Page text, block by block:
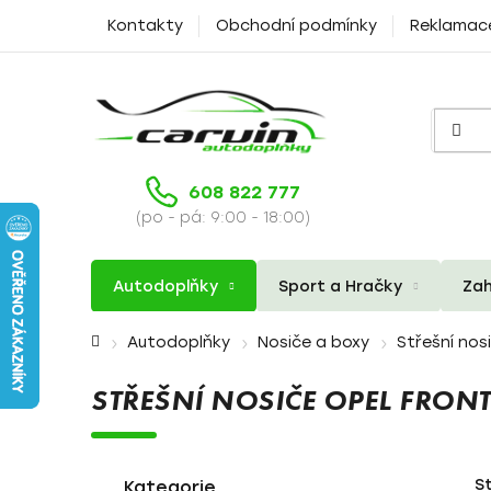
Kontakty Obchodní podmínky
608 822 777
(po - pá: 9:00 - 18:00)
Autodoplňky Sport a Hračky
Domů Autodoplňky Nosiče a boxy Střešní
STŘEŠNÍ NOSIČE OPEL